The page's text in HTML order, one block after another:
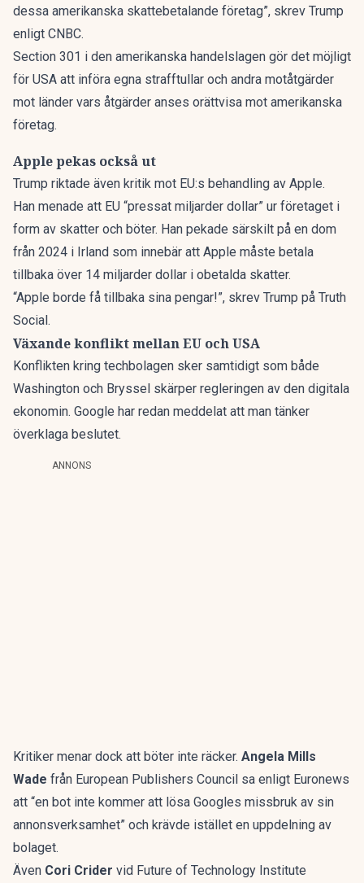
dessa amerikanska skattebetalande företag”, skrev Trump
enligt CNBC.
Section 301 i den amerikanska handelslagen gör det möjligt
för USA att införa egna strafftullar och andra motåtgärder
mot länder vars åtgärder anses orättvisa mot amerikanska
företag.
Apple pekas också ut
Trump riktade även kritik mot EU:s behandling av Apple.
Han menade att EU “pressat miljarder dollar” ur företaget i
form av skatter och böter. Han pekade särskilt på en dom
från 2024 i Irland som innebär att Apple måste betala
tillbaka över 14 miljarder dollar i obetalda skatter.
“Apple borde få tillbaka sina pengar!”, skrev Trump på Truth
Social.
Växande konflikt mellan EU och USA
Konflikten kring techbolagen sker samtidigt som både
Washington och Bryssel skärper regleringen av den digitala
ekonomin. Google har redan meddelat att man tänker
överklaga beslutet.
ANNONS
Kritiker menar dock att böter inte räcker. Angela Mills
Wade från European Publishers Council sa enligt Euronews
att “en bot inte kommer att lösa Googles missbruk av sin
annonsverksamhet” och krävde istället en uppdelning av
bolaget.
Även Cori Crider vid Future of Technology Institute